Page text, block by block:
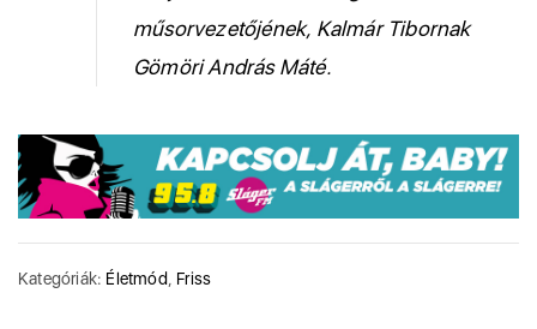
műsorvezetőjének, Kalmár Tibornak
Gömöri András Máté.
Kategóriák: Életmód Friss